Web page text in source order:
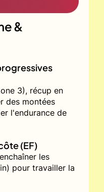
&
3), récup en
des montées
l'endurance de
(EF)
les
pour travailler la